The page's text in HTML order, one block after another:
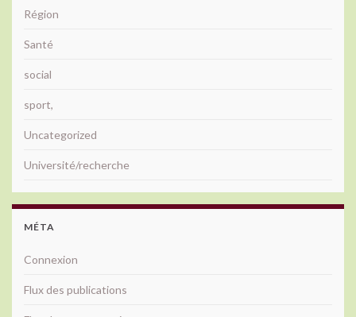
Région
Santé
social
sport,
Uncategorized
Université/recherche
MÉTA
Connexion
Flux des publications